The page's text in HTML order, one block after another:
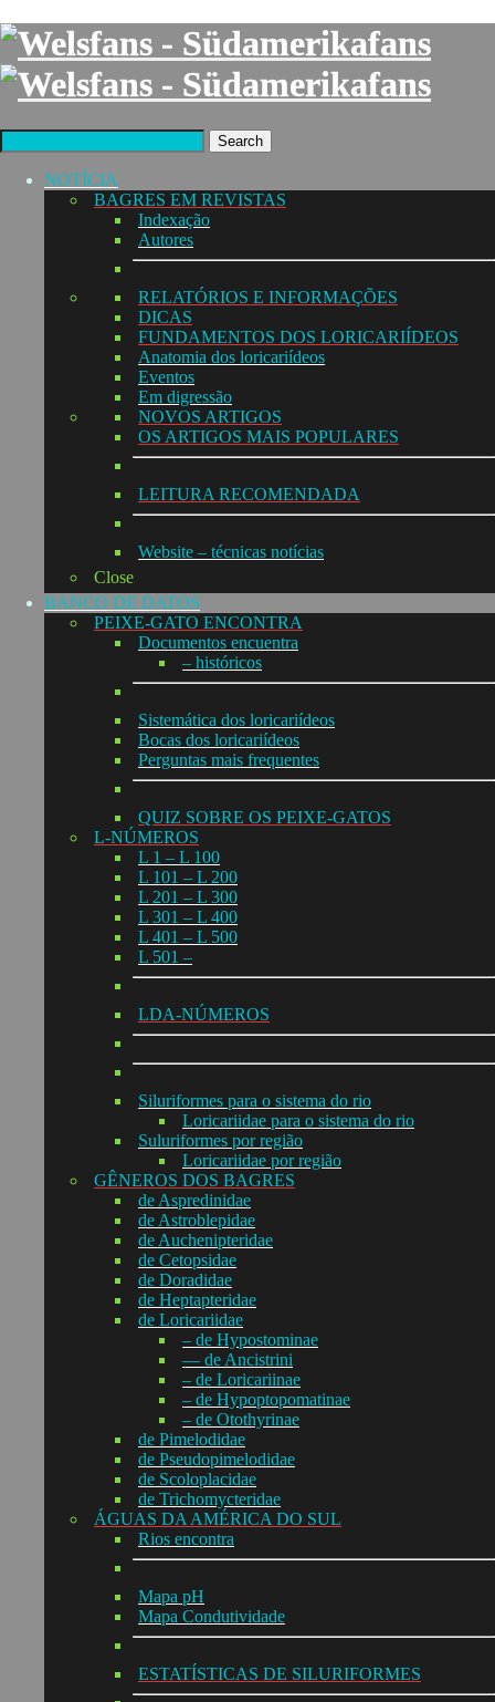
Search
NOTÍCIA
BAGRES EM REVISTAS
Indexação
Autores
RELATÓRIOS E INFORMAÇÕES
DICAS
FUNDAMENTOS DOS LORICARIÍDEOS
Anatomia dos loricariídeos
Eventos
Em digressão
NOVOS ARTIGOS
OS ARTIGOS MAIS POPULARES
LEITURA RECOMENDADA
Website – técnicas notícias
Close
BANCO DE DATOS
PEIXE-GATO ENCONTRA
Documentos encuentra
– históricos
Sistemática dos loricariídeos
Bocas dos loricariídeos
Perguntas mais frequentes
QUIZ SOBRE OS PEIXE-GATOS
L-NÚMEROS
L 1 – L 100
L 101 – L 200
L 201 – L 300
L 301 – L 400
L 401 – L 500
L 501 –
LDA-NÚMEROS
Siluriformes para o sistema do rio
Loricariidae para o sistema do rio
Suluriformes por região
Loricariidae por região
GÊNEROS DOS BAGRES
de Aspredinidae
de Astroblepidae
de Auchenipteridae
de Cetopsidae
de Doradidae
de Heptapteridae
de Loricariidae
– de Hypostominae
— de Ancistrini
– de Loricariinae
– de Hypoptopomatinae
– de Otothyrinae
de Pimelodidae
de Pseudopimelodidae
de Scoloplacidae
de Trichomycteridae
ÁGUAS DA AMÉRICA DO SUL
Rios encontra
Mapa pH
Mapa Condutividade
ESTATÍSTICAS DE SILURIFORMES